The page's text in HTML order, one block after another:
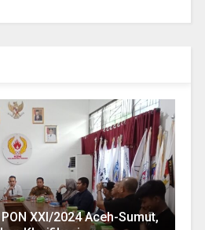
XXI/2024 Aceh-Sumut,